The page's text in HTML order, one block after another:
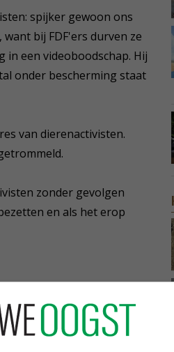
spijker gewoon ons
bij FDF'ers durven ze
in een videoboodschap. Hij
onder bescherming staat
van dierenactivisten.
zonder gevolgen
en als het erop
dat Nederland een
met corrupte landen'.
scoort